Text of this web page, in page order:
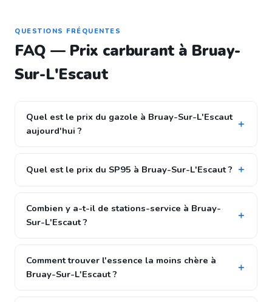
QUESTIONS FRÉQUENTES
FAQ — Prix carburant à Bruay-
Sur-L'Escaut
Quel est le prix du gazole à Bruay-Sur-L'Escaut
aujourd'hui ?
Quel est le prix du SP95 à Bruay-Sur-L'Escaut ?
Combien y a-t-il de stations-service à Bruay-
Sur-L'Escaut ?
Comment trouver l'essence la moins chère à
Bruay-Sur-L'Escaut ?